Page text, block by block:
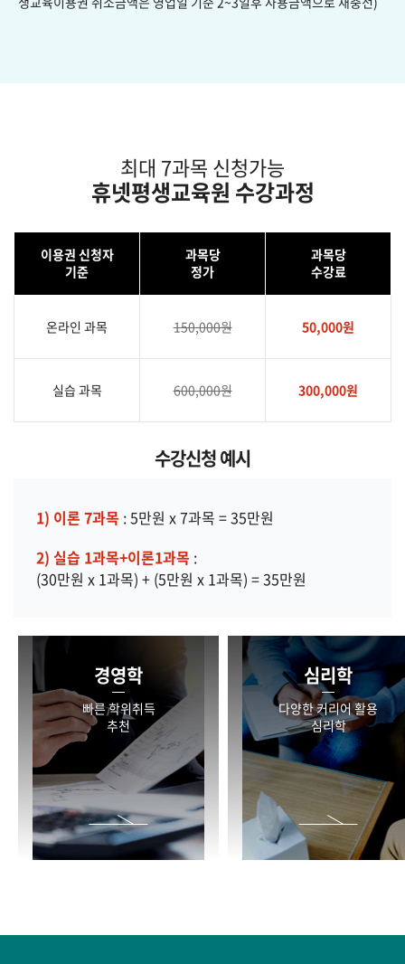
최대 7과목 신청가능
휴넷평생교육원 수강과정
이용권 신청자
기준
과목당
정가
과목당
수강료
온라인 과목 150,000원 50,000원
실습 과목 600,000원 300,000원
수강신청 예시
1) 이론 7과목 : 5만원 x 7과목 = 35만원
2) 실습 1과목+이론1과목 :
(30만원 x 1과목) + (5만원 x 1과목) = 35만원
경영학
빠른 학위취득
추천
심리학
다양한 커리어 활용
심리학